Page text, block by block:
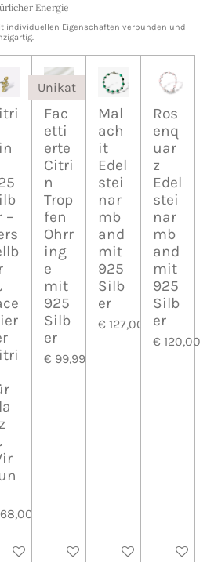
Energie
individuellen Eigenschaften verbunden und
–
In den Warenkorb
Unikat
Fac
etti
erte
Citri
n
Trop
fen
Ohrr
ing
e
mit
925
Silb
er
€ 99,99
In den Warenkorb
Mal
ach
it
Edel
stei
nar
mb
and
mit
925
Silb
er
€ 127,00
In den Warenkorb
Ros
enq
uar
z
Edel
stei
nar
mb
and
mit
925
Silb
er
€ 120,00
In den